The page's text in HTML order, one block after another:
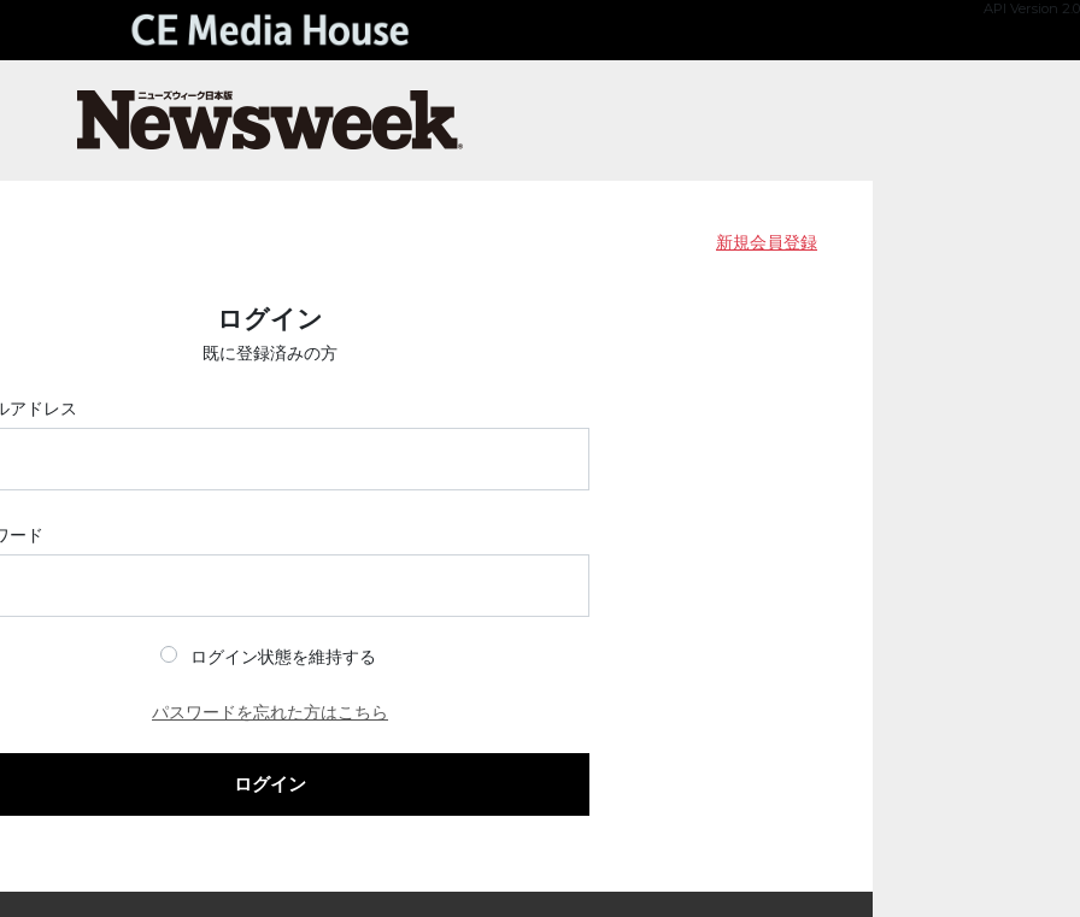
API Version 2.0
新規会員登録
ログイン
既に登録済みの方
アドレス
ード
ログイン状態を維持する
パスワードを忘れた方はこちら
ログイン